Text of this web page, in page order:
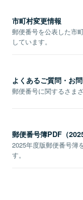
市町村変更情報
郵便番号を公表した市
しています。
よくあるご質問・お
郵便番号に関するさま
郵便番号簿PDF（
2025年度版郵便番号簿
す。